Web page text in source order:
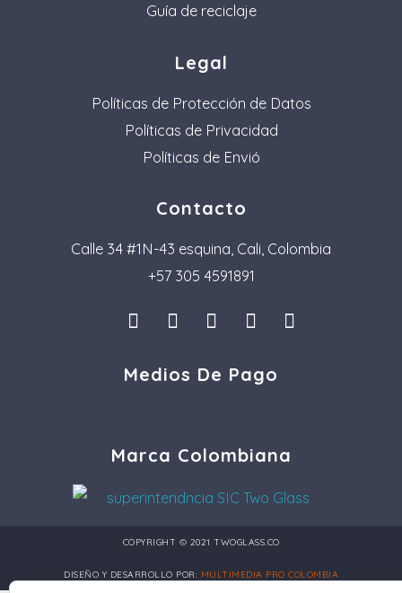
Guía de reciclaje
Legal
Políticas de Protección de Datos
Políticas de Privacidad
Políticas de Envió
Contacto
Calle 34 #1N-43 esquina, Cali, Colombia
+57 305 4591891
I
n
t
a
L
i
k
n
F
a
e
k
P
i
t
s
T
i
Medios De Pago
Marca Colombiana
COPYRIGHT © 2021 TWOGLASS.CO
DISEÑO Y DESARROLLO POR: MULTIMEDIA PRO COLOMBIA